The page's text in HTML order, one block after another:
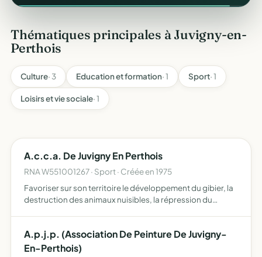
Thématiques principales à Juvigny-en-
Perthois
Culture· 3 Education et formation· 1 Sport· 1
Loisirs et vie sociale· 1
A.c.c.a. De Juvigny En Perthois
RNA W551001267 · Sport · Créée en 1975
Favoriser sur son territoire le développement du gibier, la
destruction des animaux nuisibles, la répression du
géné…
A.p.j.p. (Association De Peinture De Juvigny-
En-Perthois)